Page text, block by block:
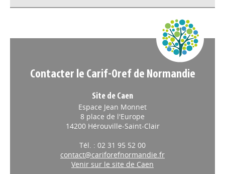
Contacter le Carif-Oref de Normandie
Site de Caen
Espace Jean Monnet
8 place de l'Europe
14200 Hérouville-Saint-Clair
Tél. : 02 31 95 52 00
contact@cariforefnormandie.fr
Venir sur le site de Caen